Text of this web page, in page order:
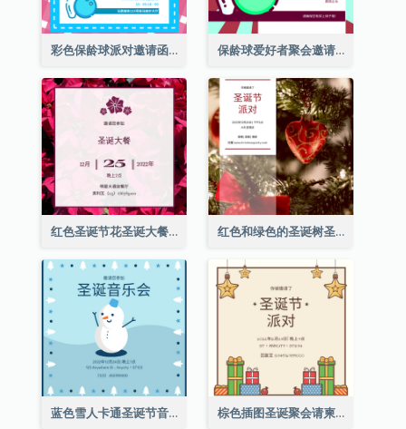
彩色保龄球派对邀请函 保龄球爱好者聚会邀请函
红色圣诞节花圣诞大餐请柬 红色和绿色的圣诞树圣诞派对邀请函
蓝色雪人卡通圣诞节音乐会邀请 棕色插图圣诞聚会请柬